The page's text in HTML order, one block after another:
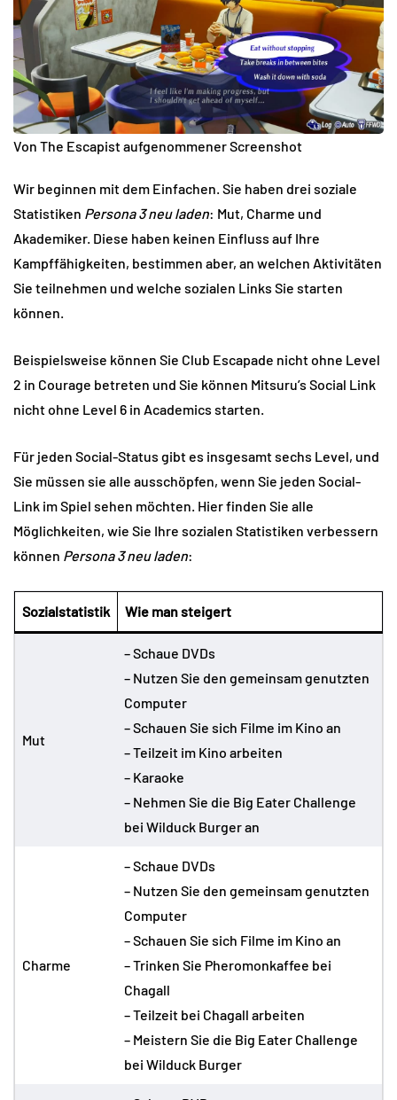
Von The Escapist aufgenommener Screenshot
Wir beginnen mit dem Einfachen. Sie haben drei soziale
Statistiken Persona 3 neu laden: Mut, Charme und
Akademiker. Diese haben keinen Einfluss auf Ihre
Kampffähigkeiten, bestimmen aber, an welchen Aktivitäten
Sie teilnehmen und welche sozialen Links Sie starten
können.
Beispielsweise können Sie Club Escapade nicht ohne Level
2 in Courage betreten und Sie können Mitsuru’s Social Link
nicht ohne Level 6 in Academics starten.
Für jeden Social-Status gibt es insgesamt sechs Level, und
Sie müssen sie alle ausschöpfen, wenn Sie jeden Social-
Link im Spiel sehen möchten. Hier finden Sie alle
Möglichkeiten, wie Sie Ihre sozialen Statistiken verbessern
können Persona 3 neu laden:
Sozialstatistik Wie man steigert
Mut
– Schaue DVDs
– Nutzen Sie den gemeinsam genutzten
Computer
– Schauen Sie sich Filme im Kino an
– Teilzeit im Kino arbeiten
– Karaoke
– Nehmen Sie die Big Eater Challenge
bei Wilduck Burger an
Charme
– Schaue DVDs
– Nutzen Sie den gemeinsam genutzten
Computer
– Schauen Sie sich Filme im Kino an
– Trinken Sie Pheromonkaffee bei
Chagall
– Teilzeit bei Chagall arbeiten
– Meistern Sie die Big Eater Challenge
bei Wilduck Burger